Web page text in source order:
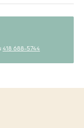
418 688-5744